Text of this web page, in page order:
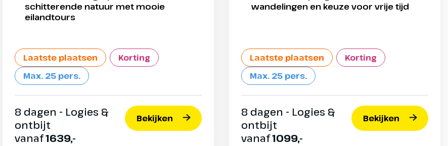
schitterende natuur met mooie
eilandtours
Laatste plaatsen
Korting
Max. 25 pers.
8 dagen - Logies &
ontbijt
vanaf1639,-
Bekijken
wandelingen en keuze voor vrije tijd
Laatste plaatsen
Korting
Max. 25 pers.
8 dagen - Logies &
ontbijt
vanaf1099,-
Bekijken